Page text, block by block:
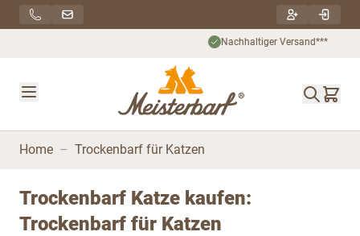
Direkt zum Inhalt
Nachhaltiger Versand***
Home – Trockenbarf für Katzen
Trockenbarf Katze kaufen:
Trockenbarf für Katzen